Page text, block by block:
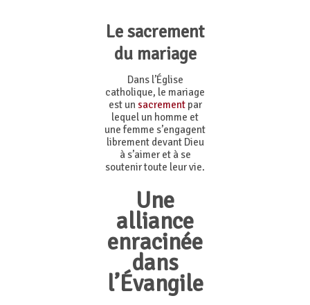
Le sacrement
du mariage
Dans l’Église
catholique, le mariage
est un sacrementpar
lequel un homme et
une femme s’engagent
librement devant Dieu
à s’aimer et à se
soutenir toute leur vie.
Une
alliance
enracinée
dans
l’Évangile